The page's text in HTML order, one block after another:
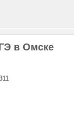
в Омске